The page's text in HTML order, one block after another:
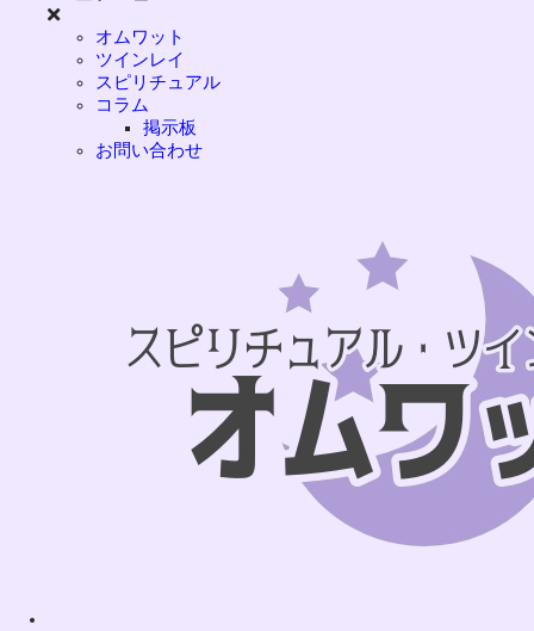
オムワット
ツインレイ
スピリチュアル
コラム
掲示板
お問い合わせ